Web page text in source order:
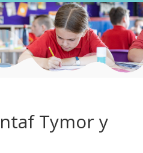
Tymor y